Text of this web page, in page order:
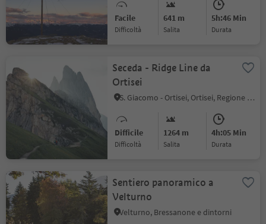
Facile
Difficoltà
641 m
Salita
5h:46 Min
durata
Seceda - Ridge Line da
Ortisei
S. Giacomo - Ortisei, Ortisei, Regione dolomitica Val Gardena
Difficile
Difficoltà
1264 m
Salita
4h:05 Min
durata
Sentiero panoramico a
Velturno
Velturno, Bressanone e dintorni